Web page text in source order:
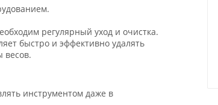
регулярный уход и очистка.
быстро и эффективно удалять
весов.
инструментом даже в